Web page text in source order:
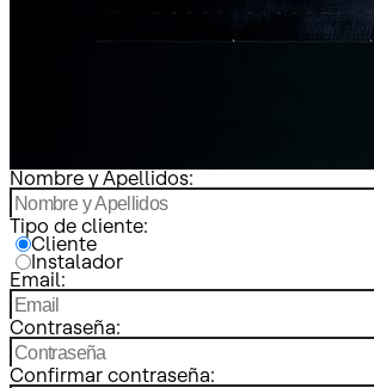
Nombre y Apellidos:
Tipo de cliente:
Cliente
Instalador
Email:
Contraseña:
Confirmar contraseña: